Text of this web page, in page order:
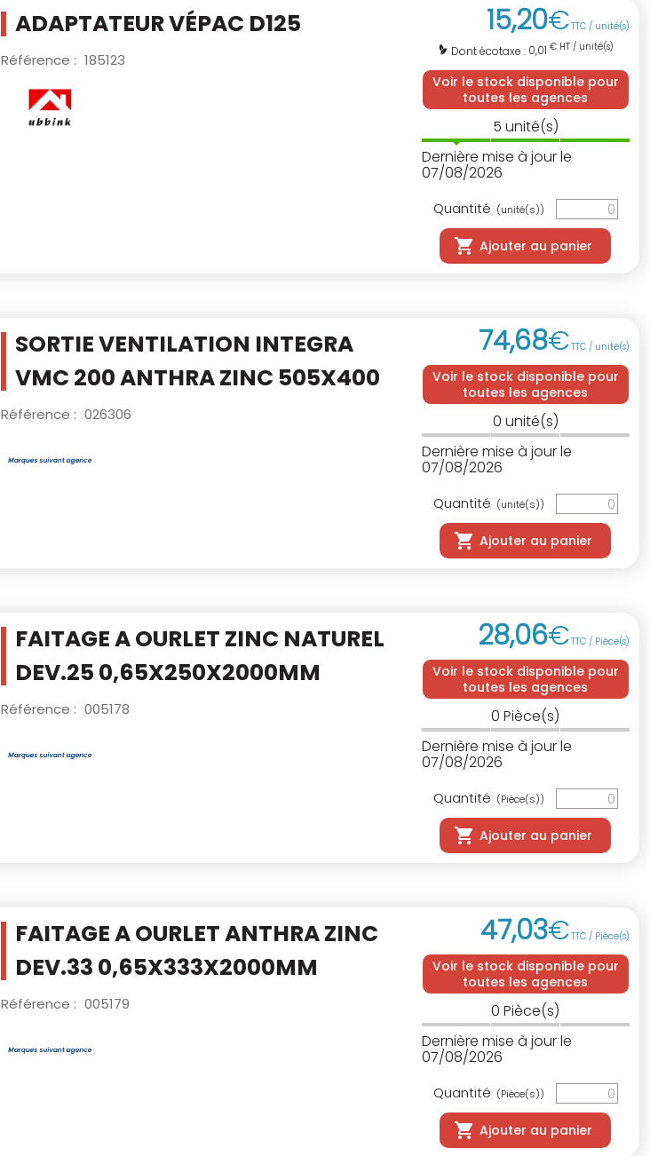
ADAPTATEUR VÉPAC D125
Référence : 185123
15,20€TTC / unité(s)
Dont écotaxe : 0,01 € HT / unité(s)
Voir le stock disponible pour
toutes les agences
5 unité(s)
Dernière mise à jour le
07/08/2026
Quantité (unité(s))
Ajouter au panier
SORTIE VENTILATION INTEGRA
VMC 200ANTHRA ZINC 505X400
Référence : 026306
74,68€TTC / unité(s)
Voir le stock disponible pour
toutes les agences
0 unité(s)
Dernière mise à jour le
07/08/2026
Quantité (unité(s))
Ajouter au panier
FAITAGE A OURLET ZINC NATUREL
DEV.25 0,65X250X2000MM
Référence : 005178
28,06€TTC / Pièce(s)
Voir le stock disponible pour
toutes les agences
0 Pièce(s)
Dernière mise à jour le
07/08/2026
Quantité (Pièce(s))
Ajouter au panier
FAITAGE A OURLET ANTHRA ZINC
DEV.33 0,65X333X2000MM
Référence : 005179
47,03€TTC / Pièce(s)
Voir le stock disponible pour
toutes les agences
0 Pièce(s)
Dernière mise à jour le
07/08/2026
Quantité (Pièce(s))
Ajouter au panier